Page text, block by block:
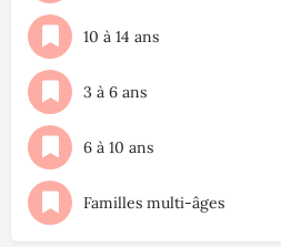
10 à 14 ans
3 à 6 ans
6 à 10 ans
Familles multi-âges